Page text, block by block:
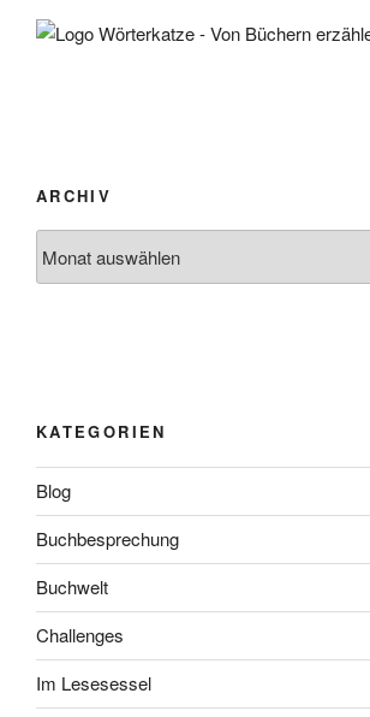
ARCHIV
KATEGORIEN
Blog
Buchbesprechung
Buchwelt
Challenges
Im Lesesessel